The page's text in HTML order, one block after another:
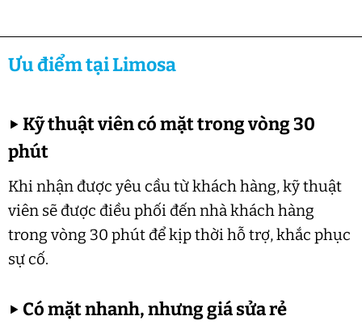
Ưu điểm tại Limosa
▶Kỹ thuật viên có mặt trong vòng 30
phút
Khi nhận được yêu cầu từ khách hàng, kỹ thuật
viên sẽ được điều phối đến nhà khách hàng
trong vòng 30 phút để kịp thời hỗ trợ, khắc phục
sự cố.
▶ Có mặt nhanh, nhưng giá sửa rẻ